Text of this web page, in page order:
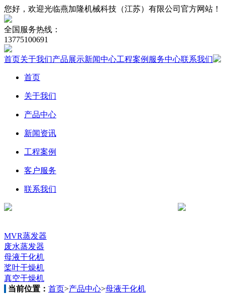
您好，欢迎光临燕加隆机械科技（江苏）有限公司官方网站！
全国服务热线：
13775100691
首页关于我们产品展示新闻中心工程案例 服务中心联系我们
首页
关于我们
产品中心
新闻资讯
工程案例
客户服务
联系我们
MVR蒸发器
废水蒸发器
母液干化机
桨叶干燥机
真空干燥机
当前位置： 首页>产品中心>母液干化机